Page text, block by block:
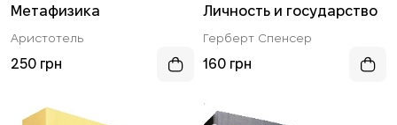
Метафизика
Аристотель
250 грн
Личность и государство
Герберт Спенсер
160 грн